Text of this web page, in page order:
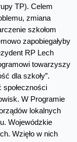
TP). Celem
zmiana
szkołom
zapobiegałyby
RP Lech
towarzyszy
dla szkoły”.
W Programie
lokalnych
Wojewódzkie
Wzięło w nich